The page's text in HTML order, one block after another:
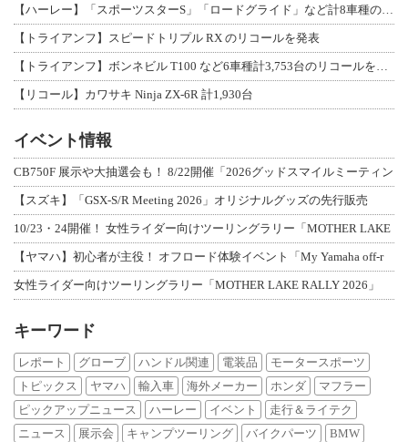
【トライアンフ】スピードトリプル RX のリコールを発表
【リコール】カワサキ Ninja ZX-6R 計1,930台
イベント情報
CB750F 展示や大抽選会も！ 8/22開催「2026グッドスマイルミーティン
【スズキ】「GSX-S/R Meeting 2026」オリジナルグッズの先行販売
10/23・24開催！ 女性ライダー向けツーリングラリー「MOTHER LAKE
【ヤマハ】初心者が主役！ オフロード体験イベント「My Yamaha off-r
女性ライダー向けツーリングラリー「MOTHER LAKE RALLY 2026」
キーワード
レポート グローブ ハンドル関連 電装品
モータースポーツ
トピックス
ヤマハ 輸入車 海外メーカー ホンダ
マフラー
ピックアップニュース
ハーレー イベント
走行＆ライテク
ニュース
展示会 キャンプツーリング バイクパーツ BMW